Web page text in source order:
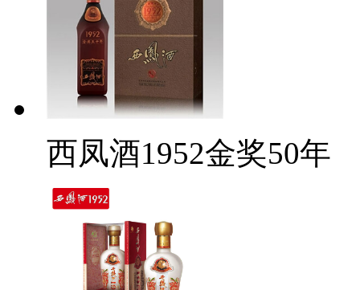
西凤酒1952金奖50年